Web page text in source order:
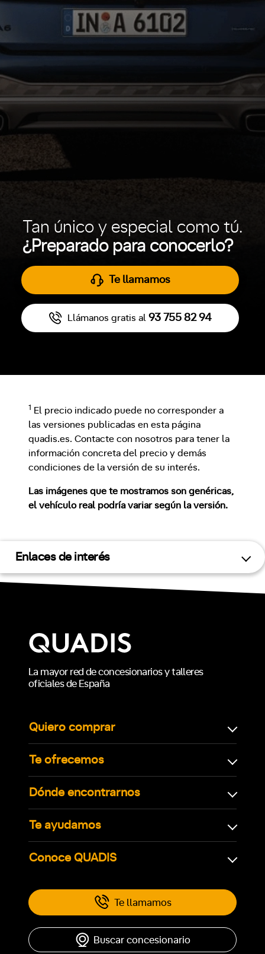
Tan único y especial como tú.
¿Preparado para conocerlo?
Te llamamos
Llámanos gratis al 93 755 82 94
1
El precio indicado puede no corresponder a
las versiones publicadas en esta página
quadis.es. Contacte con nosotros para tener la
información concreta del precio y demás
condiciones de la versión de su interés.
Las imágenes que te mostramos son genéricas,
el vehículo real podría variar según la versión.
Enlaces de interés
La mayor red de concesionarios y talleres
oficiales de España
Quiero comprar
Te ofrecemos
Dónde encontrarnos
Te ayudamos
Conoce QUADIS
Te llamamos
Buscar concesionario